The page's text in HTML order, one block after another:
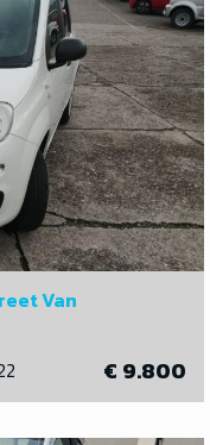
Van
€ 9.800